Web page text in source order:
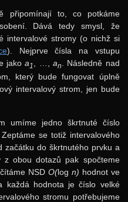
připomínají to, co potkáme
Dává tedy smysl, že
intervalové stromy (o nichž si
). Nejprve čísla na vstupu
jakoa1 , …,an
. Následně nad
který bude fungovat úplně
intervalový strom, jen bude
umíme jedno škrtnuté číslo
Zeptáme se totiž intervalového
začátku do škrtnutého prvku a
z obou dotazů pak spočteme
NSD O(log n) hodnot ve
každá hodnota je číslo velké
stromu potřebujeme